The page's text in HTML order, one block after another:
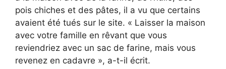
pois chiches et des pâtes, il a vu que certains
avaient été tués sur le site. « Laisser la maison
avec votre famille en rêvant que vous
reviendriez avec un sac de farine, mais vous
revenez en cadavre », a-t-il écrit.